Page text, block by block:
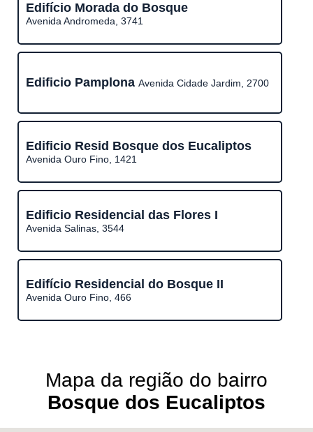
Edifício Morada do Bosque
Avenida Andromeda, 3741
Edificio Pamplona Avenida Cidade Jardim, 2700
Edificio Resid Bosque dos Eucaliptos
Avenida Ouro Fino, 1421
Edificio Residencial das Flores I
Avenida Salinas, 3544
Edifício Residencial do Bosque II
Avenida Ouro Fino, 466
Mapa da região do bairro
Bosque dos Eucaliptos